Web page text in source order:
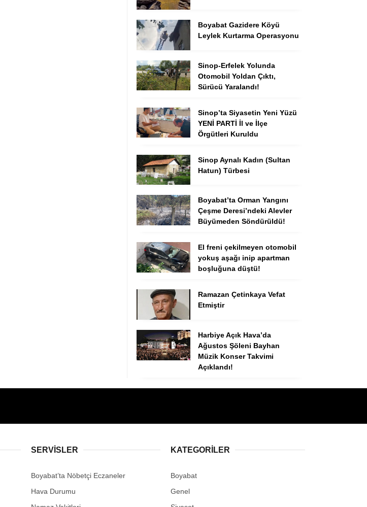
Boyabat Gazidere Köyü
Leylek Kurtarma Operasyonu
Sinop-Erfelek Yolunda
Otomobil Yoldan Çıktı,
Sürücü Yaralandı!
Sinop’ta Siyasetin Yeni Yüzü
YENİ PARTİ İl ve İlçe
Örgütleri Kuruldu
Sinop Aynalı Kadın (Sultan
Hatun) Türbesi
Boyabat’ta Orman Yangını
Çeşme Deresi’ndeki Alevler
Büyümeden Söndürüldü!
El freni çekilmeyen otomobil
yokuş aşağı inip apartman
boşluğuna düştü!
Ramazan Çetinkaya Vefat
Etmiştir
Harbiye Açık Hava’da
Ağustos Şöleni Bayhan
Müzik Konser Takvimi
Açıklandı!
SERVISLER
Boyabat’ta Nöbetçi Eczaneler
Hava Durumu
KATEGORILER
Boyabat
Genel